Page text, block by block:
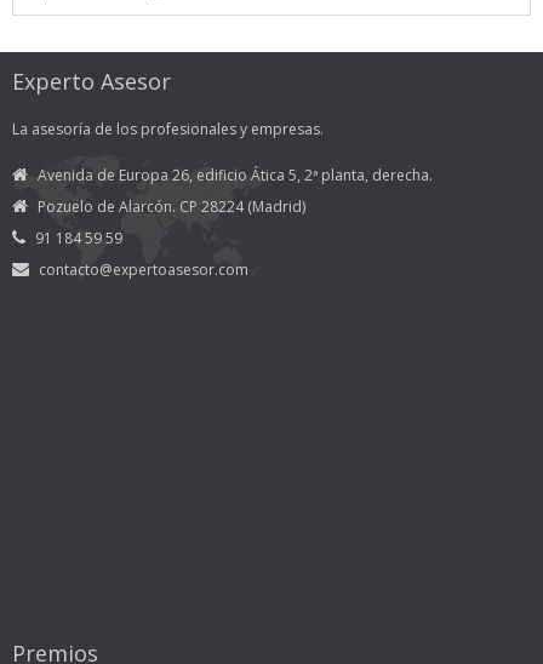
Experto Asesor
La asesoría de los profesionales y empresas.
Avenida de Europa 26, edificio Ática 5, 2ª planta, derecha.
Pozuelo de Alarcón. CP 28224 (Madrid)
91 184 59 59
contacto@expertoasesor.com
Premios